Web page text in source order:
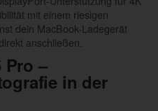
mit einem riesigen
dein MacBook-Ladegerät
anschließen.
Pro –
in der